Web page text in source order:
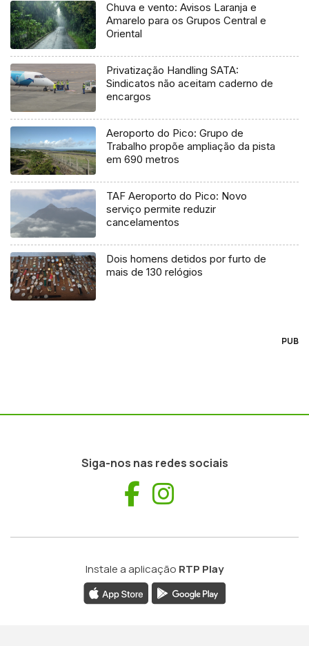
Chuva e vento: Avisos Laranja e
Amarelo para os Grupos Central e
Oriental
Privatização Handling SATA:
Sindicatos não aceitam caderno de
encargos
Aeroporto do Pico: Grupo de
Trabalho propõe ampliação da pista
em 690 metros
TAF Aeroporto do Pico: Novo
serviço permite reduzir
cancelamentos
Dois homens detidos por furto de
mais de 130 relógios
PUB
Siga-nos nas redes sociais
Facebook
Instale a aplicação RTP Play